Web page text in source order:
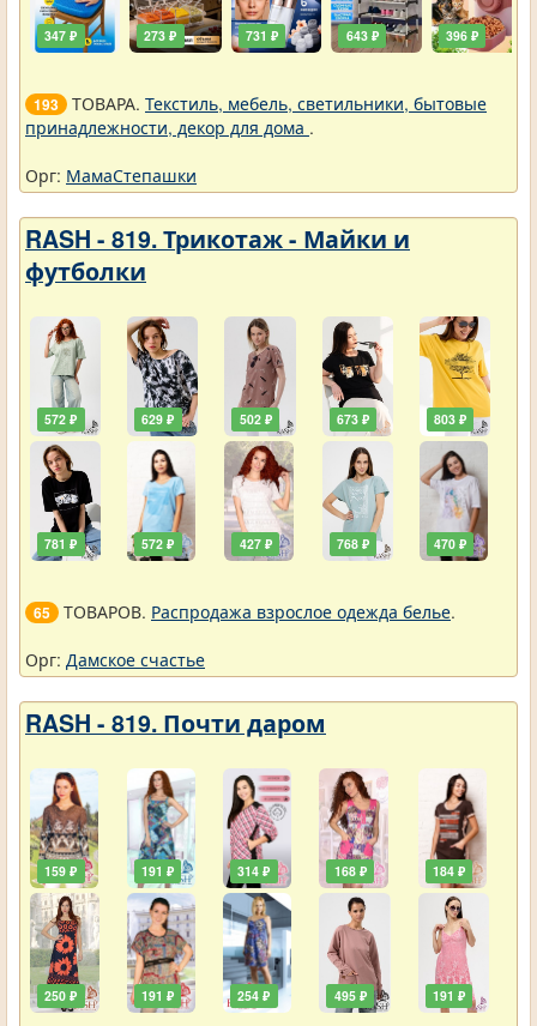
347 ₽ 273 ₽ 731 ₽ 643 ₽ 396 ₽
193 ТОВАРА. Текстиль, мебель, светильники, бытовые
принадлежности, декор для дома .
Орг: МамаСтепашки
RASH - 819. Трикотаж - Майки и
футболки
572 ₽
781 ₽
629 ₽
572 ₽
502 ₽
427 ₽
673 ₽
768 ₽
803 ₽
470 ₽
65 ТОВАРОВ. Распродажа взрослое одежда белье.
Орг: Дамское счастье
RASH - 819. Почти даром
159 ₽
250 ₽
191 ₽
191 ₽
314 ₽
254 ₽
168 ₽
495 ₽
184 ₽
191 ₽